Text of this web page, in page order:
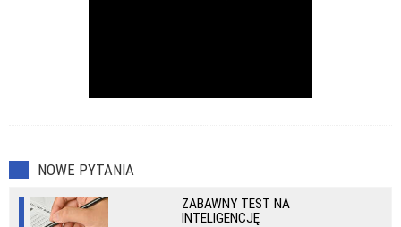
NOWE PYTANIA
ZABAWNY TEST NA
INTELIGENCJĘ